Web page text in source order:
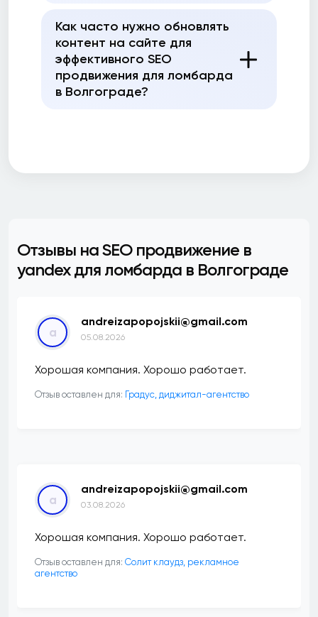
Как часто нужно обновлять
контент на сайте для
эффективного SEO
продвижения для ломбарда
в Волгограде?
Отзывы на SEO продвижение в
yandex для ломбарда в Волгограде
a
andreizapopojskii@gmail.com
05.08.2026
Хорошая компания. Хорошо работает.
Отзыв оставлен для: ​Градус, диджитал-агентство
a
andreizapopojskii@gmail.com
03.08.2026
Хорошая компания. Хорошо работает.
Отзыв оставлен для: Солит клаудз, рекламное
агентство